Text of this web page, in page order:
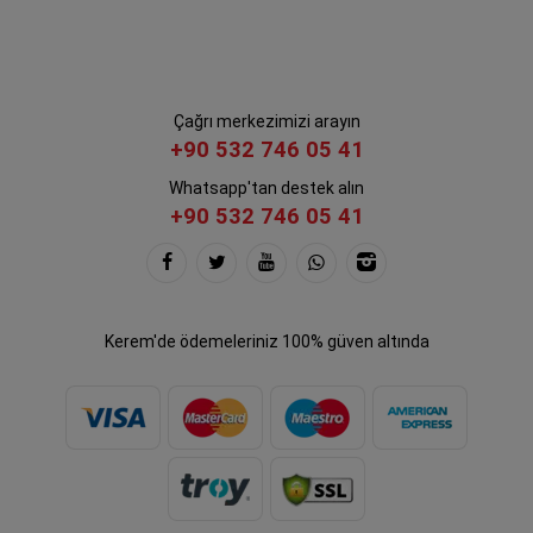
Çağrı merkezimizi arayın
+90 532 746 05 41
Whatsapp'tan destek alın
+90 532 746 05 41
Kerem'de ödemeleriniz 100% güven altında